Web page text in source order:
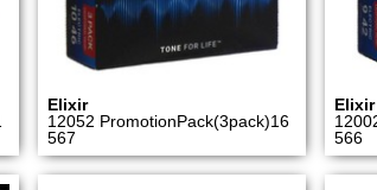
Elixir
12052 PromotionPack(3pack)16
567
Elixir
566